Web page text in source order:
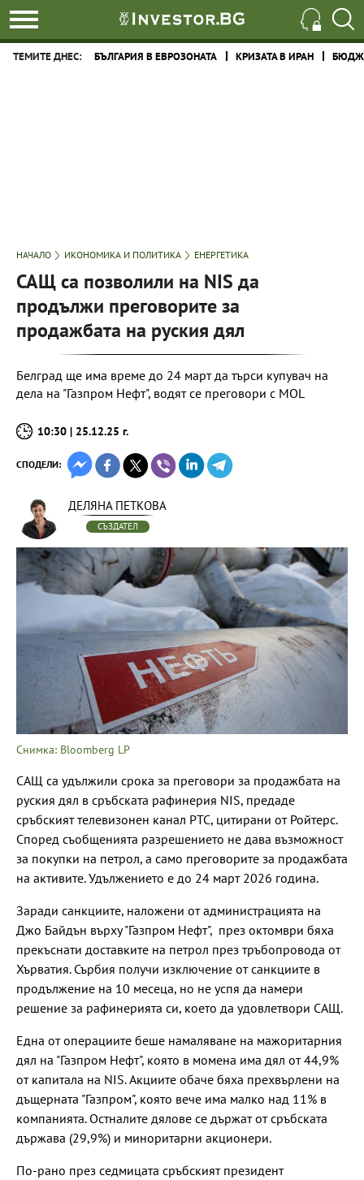
ТЕМИТЕ ДНЕС: БЪЛГАРИЯ В ЕВРОЗОНАТА КРИЗАТА В ИРАН
НАЧАЛО ИКОНОМИКА И ПОЛИТИКА ЕНЕРГЕТИКА
САЩ са позволили на NIS да
продължи преговорите за
продажбата на руския дял
Белград ще има време до 24 март да търси купувач на
дела на "Газпром Нефт", водят се преговори с MOL
10:30 | 25.12.25 г.
СПОДЕЛИ:
ДЕЛЯНА ПЕТКОВА
СЪЗДАТЕЛ
Снимка: Bloomberg LP
САЩ са удължили срока за преговори за продажбата на
руския дял в сръбската рафинерия NIS, предаде
сръбският телевизонен канал РТС, цитирани от Ройтерс.
Според съобщенията разрешението не дава възможност
за покупки на петрол, а само преговорите за продажбата
на активите. Удължението е до 24 март 2026 година.
Заради санкциите, наложени от администрацията на
Джо Байдън върху "Газпром Нефт", през октомври бяха
прекъснати доставките на петрол през тръбопровода от
Хърватия. Сърбия получи изключение от санкциите в
продължение на 10 месеца, но не успя да намери
решение за рафинерията си, което да удовлетвори САЩ.
Една от операциите беше намаляване на мажоритарния
дял на "Газпром Нефт", която в момена има дял от 44,9%
от капитала на NIS. Акциите обаче бяха прехвърлени на
дъщерната "Газпром", която вече има малко над 11% в
компанията. Остналите дялове се държат от сръбската
държава (29,9%) и миноритарни акционери.
По-рано през седмицата сръбският президент